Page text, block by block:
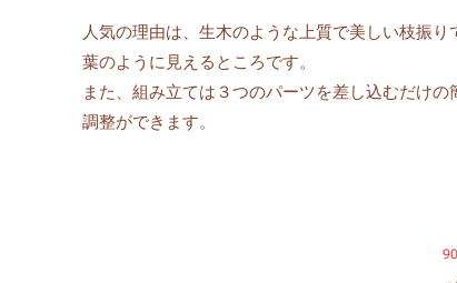
人気の理由は、生木のような上質で美しい枝振
葉のように見えるところです。
また、組み立ては３つのパーツを差し込むだけ
調整ができます。